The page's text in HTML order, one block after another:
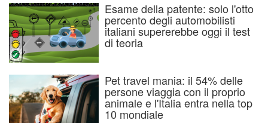
Esame della patente: solo l'otto
percento degli automobilisti
italiani supererebbe oggi il test
di teoria
Pet travel mania: il 54% delle
persone viaggia con il proprio
animale e l'Italia entra nella top
10 mondiale